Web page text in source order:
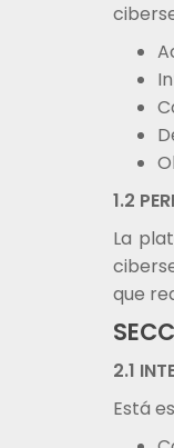
1.2
La
que
2.1
Está